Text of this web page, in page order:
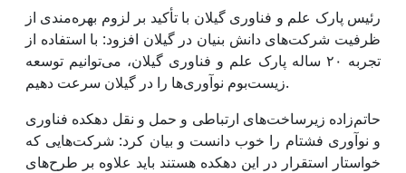
رئیس پارک علم و فناوری گیلان با تأکید بر لزوم بهره‌مندی از
ظرفیت شرکت‌های دانش بنیان در گیلان افزود: با استفاده از
تجربه ۲۰ ساله پارک علم و فناوری گیلان، می‌توانیم توسعه
زیست‌بوم نوآوری‌ها را در گیلان سرعت دهیم.
حاتم‌زاده زیرساخت‌های ارتباطی و حمل و نقل دهکده فناوری
و نوآوری فشتام را خوب دانست و بیان کرد: شرکت‌هایی که
خواستار استقرار در این دهکده هستند باید علاوه بر طرح‌های